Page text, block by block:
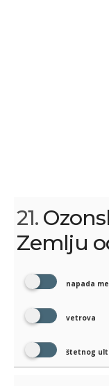
21.
Zemlju
napada
vetrova
štetnog